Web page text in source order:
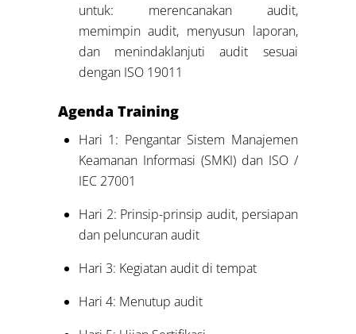
untuk: merencanakan audit,
memimpin audit, menyusun laporan,
dan menindaklanjuti audit sesuai
dengan ISO 19011
AgendaTraining
Hari 1: Pengantar Sistem Manajemen
Keamanan Informasi (SMKI) dan ISO /
IEC 27001
Hari 2: Prinsip-prinsip audit, persiapan
dan peluncuran audit
Hari 3: Kegiatan audit di tempat
Hari 4: Menutup audit